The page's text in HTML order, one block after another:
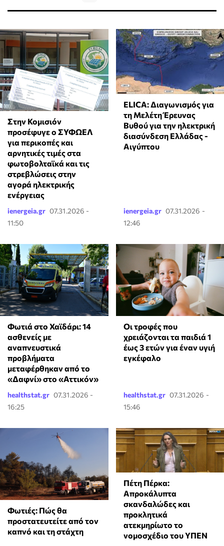
Στην Κομισιόν
προσέφυγε ο ΣΥΦΩΕΛ
για περικοπές και
αρνητικές τιμές στα
φωτοβολταϊκά και τις
στρεβλώσεις στην
αγορά ηλεκτρικής
ενέργειας
ienergeia.gr 07.31.2026 -
11:50
ELICA: Διαγωνισμός για
τη Μελέτη Έρευνας
Βυθού για την ηλεκτρική
διασύνδεση Ελλάδας -
Αιγύπτου
ienergeia.gr 07.31.2026 -
12:46
Φωτιά στο Χαϊδάρι: 14
ασθενείς με
αναπνευστικά
προβλήματα
μεταφέρθηκαν από το
«Δαφνί» στο «Αττικόν»
healthstat.gr 07.31.2026 -
16:25
Οι τροφές που
χρειάζονται τα παιδιά 1
έως 3 ετών για έναν υγιή
εγκέφαλο
healthstat.gr 07.31.2026 -
15:46
Φωτιές: Πώς θα
προστατευτείτε από τον
καπνό και τη στάχτη
Πέτη Πέρκα:
Απροκάλυπτα
σκανδαλώδες και
προκλητικά
ατεκμηρίωτο το
νομοσχέδιο του ΥΠΕΝ